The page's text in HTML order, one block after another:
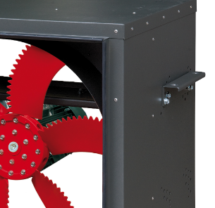
eléctrico.
Lighting and
solutions in